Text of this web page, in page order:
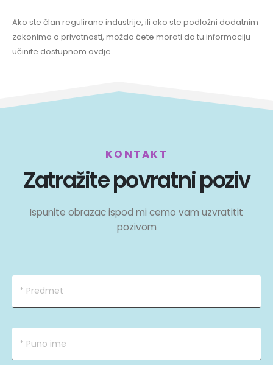
Ako ste član regulirane industrije, ili ako ste podložni dodatnim
zakonima o privatnosti, možda ćete morati da tu informaciju
učinite dostupnom ovdje.
KONTAKT
Zatražite povratni poziv
Ispunite obrazac ispod mi cemo vam uzvratitit
pozivom